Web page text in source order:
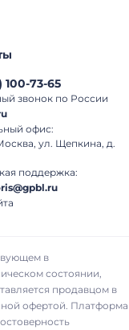
100-73-65
звонок по России
офис:
Москва, ул. Щепкина, д.
поддержка:
в
состоянии,
продавцом в
офертой. Платформа